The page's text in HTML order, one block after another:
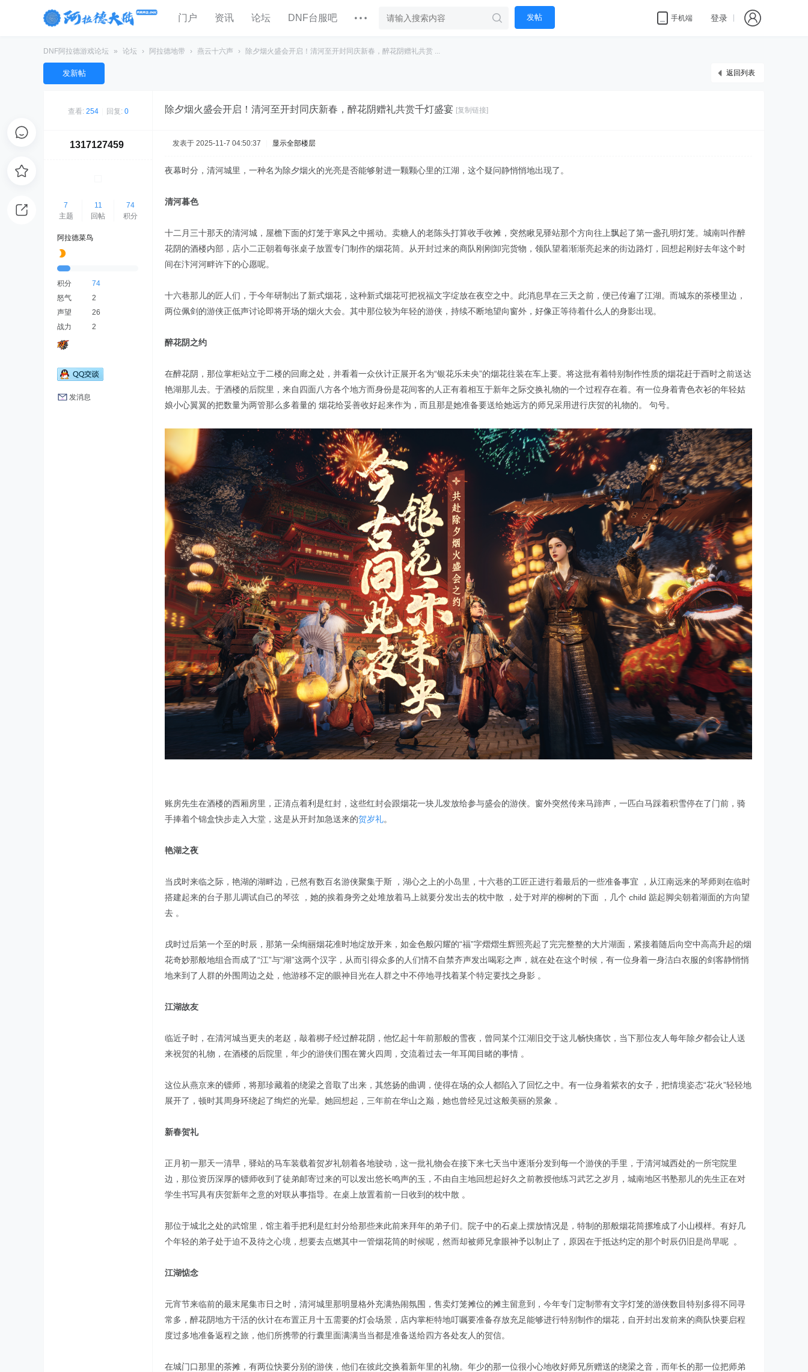
门户 资讯 论坛 DNF台服吧 发帖 手机端 登录
DNF阿拉德游戏论坛 » 论坛 › 阿拉德地带 › 燕云十六声 › 除夕烟火盛会开启！清河至开封同庆新春，醉花阴赠礼共赏 ...
返回列表
发新帖
查看: 254 回复: 0 除夕烟火盛会开启！清河至开封同庆新春，醉花阴赠礼共赏千灯盛宴 [复制链接]
1317127459
7
主题
11
回帖
74
积分
阿拉德菜鸟
积分
74
怒气
2
声望
26
战力
2
发消息
发表于 2025-11-7 04:50:37 显示全部楼层
夜幕时分，清河城里，一种名为除夕烟火的光亮是否能够射进一颗颗心里的江湖，这个疑问静悄悄地出现了。
清河暮色
十二月三十那天的清河城，屋檐下面的灯笼于寒风之中摇动。卖糖人的老陈头打算收手收摊，突然瞅见驿站那个方向往上飘起了第一盏孔明灯笼。城南叫作醉
花阴的酒楼内部，店小二正朝着每张桌子放置专门制作的烟花筒。从开封过来的商队刚刚卸完货物，领队望着渐渐亮起来的街边路灯，回想起刚好去年这个时
间在汴河河畔许下的心愿呢。
十六巷那儿的匠人们，于今年研制出了新式烟花，这种新式烟花可把祝福文字绽放在夜空之中。此消息早在三天之前，便已传遍了江湖。而城东的茶楼里边，
两位佩剑的游侠正低声讨论即将开场的烟火大会。其中那位较为年轻的游侠，持续不断地望向窗外，好像正等待着什么人的身影出现。
醉花阴之约
在醉花阴，那位掌柜站立于二楼的回廊之处，并看着一众伙计正展开名为“银花乐未央”的烟花往装在车上要。将这批有着特别制作性质的烟花赶于酉时之前送达
艳湖那儿去。于酒楼的后院里，来自四面八方各个地方而身份是花间客的人正有着相互于新年之际交换礼物的一个过程存在着。有一位身着青色衣衫的年轻姑
娘小心翼翼的把数量为两管那么多着量的 烟花给妥善收好起来作为，而且那是她准备要送给她远方的师兄采用进行庆贺的礼物的。 句号。
账房先生在酒楼的西厢房里，正清点着利是红封，这些红封会跟烟花一块儿发放给参与盛会的游侠。窗外突然传来马蹄声，一匹白马踩着积雪停在了门前，骑
手捧着个锦盒快步走入大堂，这是从开封加急送来的贺岁礼。
艳湖之夜
当戌时来临之际，艳湖的湖畔边，已然有数百名游侠聚集于斯 ，湖心之上的小岛里，十六巷的工匠正进行着最后的一些准备事宜 ，从江南远来的琴师则在临时
搭建起来的台子那儿调试自己的琴弦 ，她的挨着身旁之处堆放着马上就要分发出去的枕中散 ，处于对岸的柳树的下面 ，几个 child 踮起脚尖朝着湖面的方向望
去 。
戌时过后第一个至的时辰，那第一朵绚丽烟花准时地绽放开来，如金色般闪耀的“福”字熠熠生辉照亮起了完完整整的大片湖面，紧接着随后向空中高高升起的烟
花奇妙那般地组合而成了“江”与“湖”这两个汉字，从而引得众多的人们情不自禁齐声发出喝彩之声，就在处在这个时候，有一位身着一身洁白衣服的剑客静悄悄
地来到了人群的外围周边之处，他游移不定的眼神目光在人群之中不停地寻找着某个特定要找之身影 。
江湖故友
临近子时，在清河城当更夫的老赵，敲着梆子经过醉花阴，他忆起十年前那般的雪夜，曾同某个江湖旧交于这儿畅快痛饮，当下那位友人每年除夕都会让人送
来祝贺的礼物，在酒楼的后院里，年少的游侠们围在篝火四周，交流着过去一年耳闻目睹的事情 。
这位从燕京来的镖师，将那珍藏着的绕梁之音取了出来，其悠扬的曲调，使得在场的众人都陷入了回忆之中。有一位身着紫衣的女子，把情境姿态“花火”轻轻地
展开了，顿时其周身环绕起了绚烂的光晕。她回想起，三年前在华山之巅，她也曾经见过这般美丽的景象 。
新春贺礼
正月初一那天一清早，驿站的马车装载着贺岁礼朝着各地驶动，这一批礼物会在接下来七天当中逐渐分发到每一个游侠的手里，于清河城西处的一所宅院里
边，那位资历深厚的镖师收到了徒弟邮寄过来的可以发出悠长鸣声的玉，不由自主地回想起好久之前教授他练习武艺之岁月，城南地区书塾那儿的先生正在对
学生书写具有庆贺新年之意的对联从事指导。在桌上放置着前一日收到的枕中散 。
那位于城北之处的武馆里，馆主着手把利是红封分给那些来此前来拜年的弟子们。院子中的石桌上摆放情况是，特制的那般烟花筒摞堆成了小山模样。有好几
个年轻的弟子处于迫不及待之心境，想要去点燃其中一管烟花筒的时候呢，然而却被师兄拿眼神予以制止了，原因在于抵达约定的那个时辰仍旧是尚早呢 。
江湖惦念
元宵节来临前的最末尾集市日之时，清河城里那明显格外充满热闹氛围，售卖灯笼摊位的摊主留意到，今年专门定制带有文字灯笼的游侠数目特别多得不同寻
常多，醉花阴地方干活的伙计在布置正月十五需要的灯会场景，店内掌柜特地叮嘱要准备存放充足能够进行特别制作的烟花，自开封出发前来的商队快要启程
度过多地准备返程之旅，他们所携带的行囊里面满满当当都是准备送给四方各处友人的贺信。
在城门口那里的茶摊，有两位快要分别的游侠，他们在彼此交换着新年里的礼物。年少的那一位很小心地收好师兄所赠送的绕梁之音，而年长的那一位把师弟